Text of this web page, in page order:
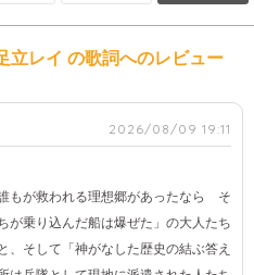
立レイ の歌詞へのレビュー
2026/08/09 19:11
もが救われる理想郷があったなら そ
が乗り込んだ船は爆ぜた」の大人たち
、そして「神がなした歴史の結ぶ答え